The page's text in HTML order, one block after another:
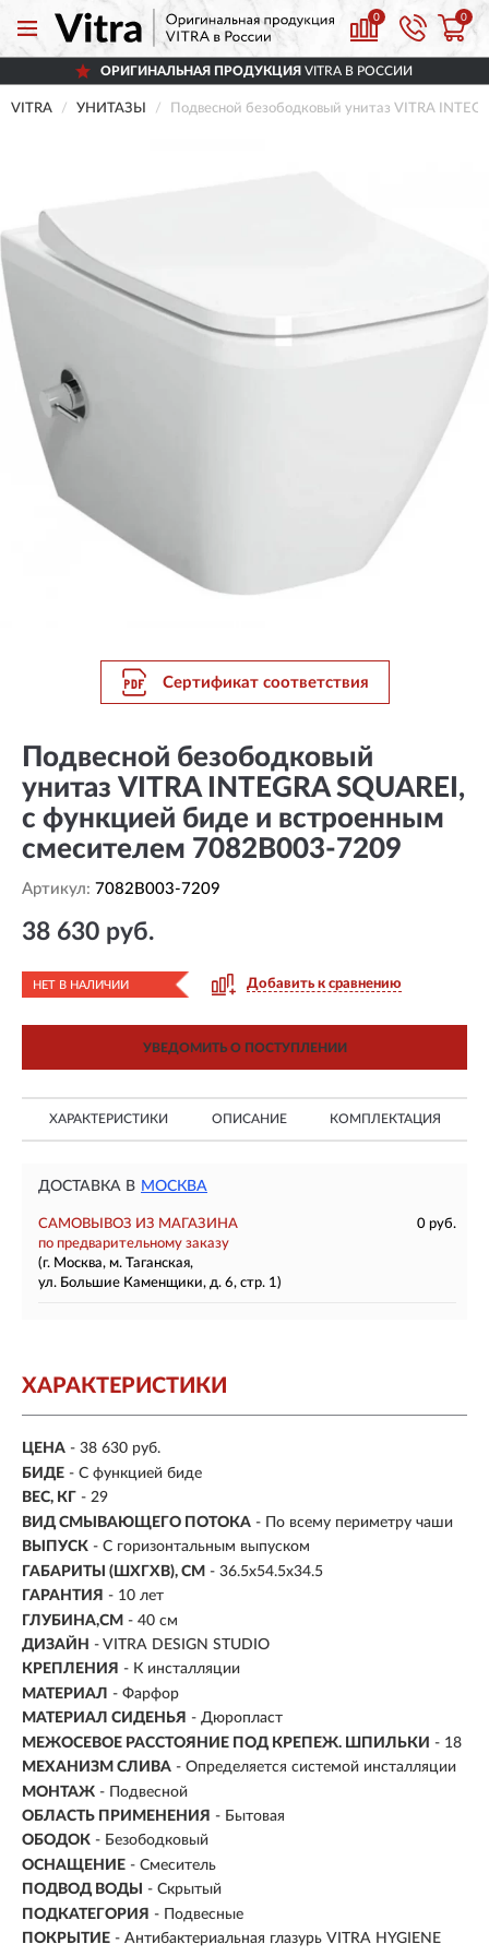
0 0
ОРИГИНАЛЬНАЯ ПРОДУКЦИЯVITRA В РОССИИ
VITRA УНИТАЗЫ Подвесной безободковый унитаз VITRA
Сертификат соответствия
Подвесной безободковый
унитаз VITRA INTEGRA SQUAREI,
с функцией биде и встроенным
смесителем 7082B003-7209
Артикул: 7082B003-7209
38 630 руб.
НЕТ В НАЛИЧИИ Добавить к сравнению
УВЕДОМИТЬ О ПОСТУПЛЕНИИ
ХАРАКТЕРИСТИКИ ОПИСАНИЕ КОМПЛЕКТАЦИЯ
ДОСТАВКА В МОСКВА
САМОВЫВОЗ ИЗ МАГАЗИНА
0 руб.
по предварительному заказу
(г. Москва, м. Таганская,
ул. Большие Каменщики, д. 6, стр. 1)
ХАРАКТЕРИСТИКИ
ЦЕНА - 38 630 руб.
БИДЕ - С функцией биде
ВЕС, КГ - 29
ВИД СМЫВАЮЩЕГО ПОТОКА - По всему периметру чаши
ВЫПУСК - С горизонтальным выпуском
ГАБАРИТЫ (ШХГХВ), СМ - 36.5х54.5х34.5
ГАРАНТИЯ - 10 лет
ГЛУБИНА,СМ - 40 см
ДИЗАЙН - VITRA DESIGN STUDIO
КРЕПЛЕНИЯ - К инсталляции
МАТЕРИАЛ - Фарфор
МАТЕРИАЛ СИДЕНЬЯ - Дюропласт
МЕЖОСЕВОЕ РАССТОЯНИЕ ПОД КРЕПЕЖ. ШПИЛЬКИ - 18
МЕХАНИЗМ СЛИВА - Определяется системой инсталляции
МОНТАЖ - Подвесной
ОБЛАСТЬ ПРИМЕНЕНИЯ - Бытовая
ОБОДОК - Безободковый
ОСНАЩЕНИЕ - Смеситель
ПОДВОД ВОДЫ
- Скрытый
ПОДКАТЕГОРИЯ - Подвесные
ПОКРЫТИЕ - Антибактериальная глазурь VITRA HYGIENE